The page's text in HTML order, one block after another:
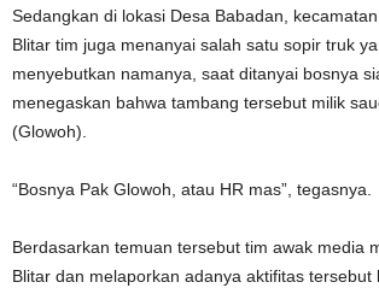
Sedangkan di lokasi Desa Babadan,
Blitar tim juga menanyai salah satu sopir truk
menyebutkan namanya, saat ditanyai bosnya
menegaskan bahwa tambang tersebut milik
(Glowoh).
“Bosnya Pak Glowoh, atau HR mas”, tegasnya.
Berdasarkan temuan tersebut tim awak media
Blitar dan melaporkan adanya aktifitas tersebut